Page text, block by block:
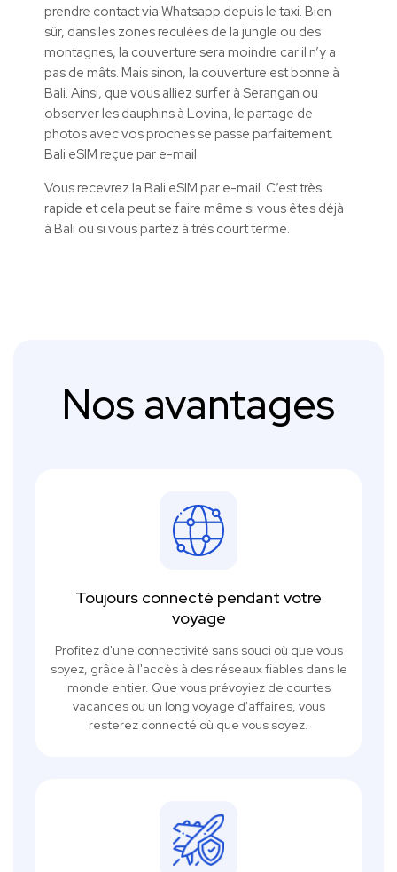
prendre contact via Whatsapp depuis le taxi. Bien
sûr, dans les zones reculées de la jungle ou des
montagnes, la couverture sera moindre car il n’y a
pas de mâts. Mais sinon, la couverture est bonne à
Bali. Ainsi, que vous alliez surfer à Serangan ou
observer les dauphins à Lovina, le partage de
photos avec vos proches se passe parfaitement.
Bali eSIM reçue par e-mail
Vous recevrez la Bali eSIM par e-mail. C’est très
rapide et cela peut se faire même si vous êtes déjà
à Bali ou si vous partez à très court terme.
Nos avantages
Toujours connecté pendant votre
voyage
Profitez d'une connectivité sans souci où que vous
soyez, grâce à l'accès à des réseaux fiables dans le
monde entier. Que vous prévoyiez de courtes
vacances ou un long voyage d'affaires, vous
resterez connecté où que vous soyez.